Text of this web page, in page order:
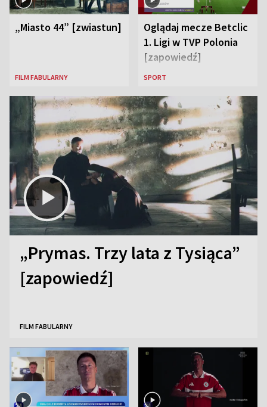
„Miasto 44” [zwiastun]
FILM FABULARNY
Oglądaj mecze Betclic
1. Ligi w TVP Polonia
[zapowiedź]
SPORT
„Prymas. Trzy lata z Tysiąca”
[zapowiedź]
FILM FABULARNY